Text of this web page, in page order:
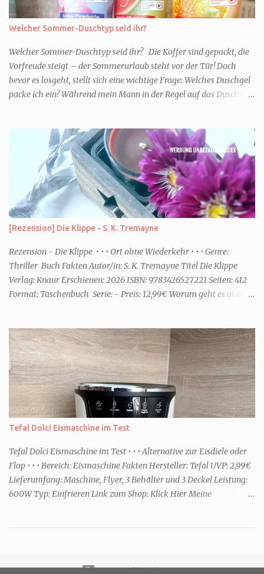
Welcher Sommer-Duschtyp seid ihr?
Welcher Sommer-Duschtyp seid ihr? Die Koffer sind gepackt, die
Vorfreude steigt – der Sommerurlaub steht vor der Tür! Doch
bevor es losgeht, stellt sich eine wichtige Frage: Welches Duschgel
packe ich ein? Während mein Mann in der Regel auf das Duschgel
Urlaub Entspannung und Wellness. Falls ihr ähnlich denkt, lasst
uns doch herausfinden, welcher Duschtyp ihr seid. TYP
GENIESSER Egal, ob Strand oder Städtetrip - für euch gehört
gutes Essen, ein guter Wein oder Cocktail, vielleicht ein gutes Buch
dazu. Ihr liebt es Sonnenuntergänge zu beobachten und genießt
einfach jeden Moment. Dann seid ihr wie ich der Typ Genießer.
Hier empfehle ich tatsächlich Düfte die zur Jahreszeit passen, weil
ihr dann bessere entspannen könnt. Zum Beispiel ein Duschgel mit
einem frisch-fruchtigen Duft, wie die Kneipp Aroma-Pflegedusche
“ Sommer Flirt ...
[Rezension] Die Klippe - S. K. Tremayne
Rezension - Die Klippe • • • Ort ohne Wiederkehr • • • Genre:
Thriller Buch Fakten Autor/in: S. K. Tremayne Titel Die Klippe
Verlag: Knaur Erschienen: 2026 ISBN: 9783426527221 Seiten: 412
Format: Taschenbuch Serie: - Preis: 12,99€ Worum geht es in dem
was wirklich passierte, denn beide Kinder beschuldigen sich
gegenseitig. Sie zieht in das Haus und muss schon bald erkennen,
dass viel mehr dahintersteckt. Meine Leseeindrücke Die Klippe -
ist ein Thriller, bei dem ich mich direkt fragte: Gehen den Verlagen
die Titel aus? Erst vor wenigen Wochen las ich einen anderen
Thriller mit dem gleichen Titel. Tatsächlich sind sie sehr
unterschiedlich, haben aber noch eine Gemeinsamkeit. Sie haben
Tefal Dolci Eismaschine im Test
Tefal Dolci Eismaschine im Test • • • Alternative zur Eisdiele oder
Flop • • • Bereich: Eismaschine Fakten Hersteller: Tefal UVP: 2,99€
Lieferumfang: Maschine, Flyer, 3 Behälter und 3 Deckel Leistung:
600W Typ: Einfrieren Link zum Shop: Klick Hier Meine
Spülmaschine dürfen oder ähnliches, habe ich dort jedenfalls nicht
Powered by Blogger